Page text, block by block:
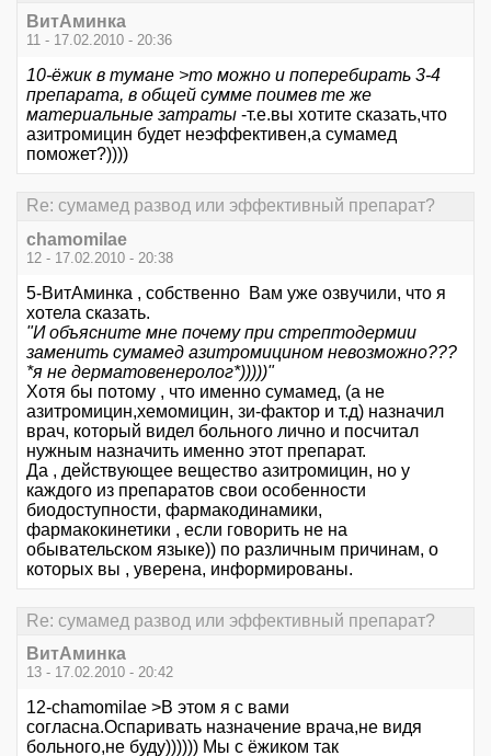
ВитАминка
11 - 17.02.2010 - 20:36
10-ёжик в тумане >то можно и поперебирать 3-4
препарата, в общей сумме поимев те же
материальные затраты -т.е.вы хотите сказать,что
азитромицин будет неэффективен,а сумамед
поможет?))))
Re: сумамед развод или эффективный препарат?
chamomilae
12 - 17.02.2010 - 20:38
5-ВитАминка , собственно Вам уже озвучили, что я
хотела сказать.
"И объясните мне почему при стрептодермии
заменить сумамед азитромицином невозможно???
*я не дерматовенеролог*)))))"
Хотя бы потому , что именно сумамед, (а не
азитромицин,хемомицин, зи-фактор и т.д) назначил
врач, который видел больного лично и посчитал
нужным назначить именно этот препарат.
Да , действующее вещество азитромицин, но у
каждого из препаратов свои особенности
биодоступности, фармакодинамики,
фармакокинетики , если говорить не на
обывательском языке)) по различным причинам, о
которых вы , уверена, информированы.
Re: сумамед развод или эффективный препарат?
ВитАминка
13 - 17.02.2010 - 20:42
12-chamomilae >В этом я с вами
согласна.Оспаривать назначение врача,не видя
больного,не буду)))))) Мы с ёжиком так